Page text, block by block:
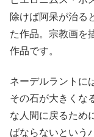
除けば阿呆が治る
た作品。宗教画を
作品です。
ネーデルラントに
その石が大きくな
な人間に戻るため
ばならないという